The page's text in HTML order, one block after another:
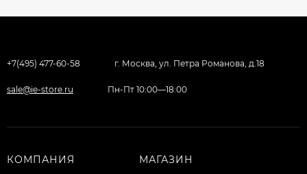
+7(495) 477-60-58 г. Москва, ул. Петра Романова, д.18
sale@ie-store.ru Пн-Пт 10:00—18:00
КОМПАНИЯ МАГАЗИН